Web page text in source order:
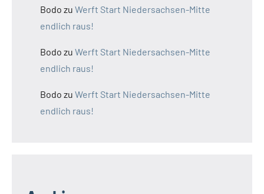
Bodo zu Werft Start Niedersachsen-Mitte
endlich raus!
Bodo zu Werft Start Niedersachsen-Mitte
endlich raus!
Bodo zu Werft Start Niedersachsen-Mitte
endlich raus!